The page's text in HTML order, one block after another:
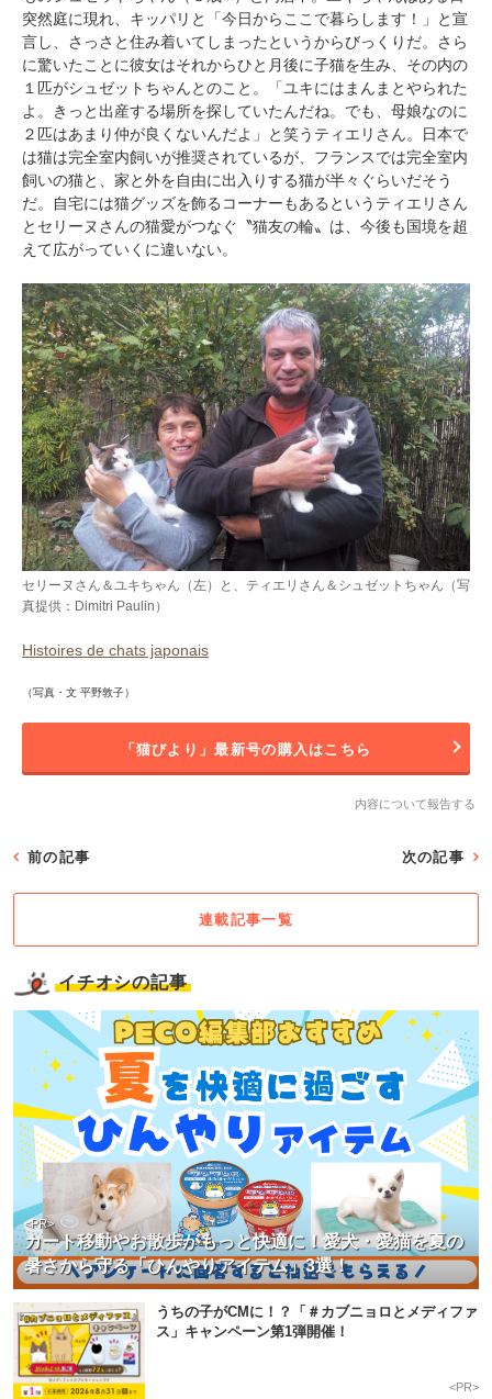
突然庭に現れ、キッパリと「今日からここで暮らします！」と宣
言し、さっさと住み着いてしまったというからびっくりだ。さら
に驚いたことに彼女はそれからひと月後に子猫を生み、その内の
１匹がシュゼットちゃんとのこと。「ユキにはまんまとやられた
よ。きっと出産する場所を探していたんだね。でも、母娘なのに
２匹はあまり仲が良くないんだよ」と笑うティエリさん。日本で
は猫は完全室内飼いが推奨されているが、フランスでは完全室内
飼いの猫と、家と外を自由に出入りする猫が半々ぐらいだそう
だ。自宅には猫グッズを飾るコーナーもあるというティエリさん
とセリーヌさんの猫愛がつなぐ〝猫友の輪〟は、今後も国境を超
えて広がっていくに違いない。
セリーヌさん＆ユキちゃん（左）と、ティエリさん＆シュゼットちゃん（写
真提供：Dimitri Paulin）
Histoires de chats japonais
（写真・文 平野敦子）
「猫びより」最新号の購入はこちら
内容について報告する
前の記事 次の記事
連載記事一覧
イチオシの記事
カート移動やお散歩がもっと快適に！愛犬・愛猫を夏の
暑さから守る「ひんやりアイテム」3選！
<PR>
うちの子がCMに！？「＃カブニョロとメディファ
ス」キャンペーン第1弾開催！
<PR>